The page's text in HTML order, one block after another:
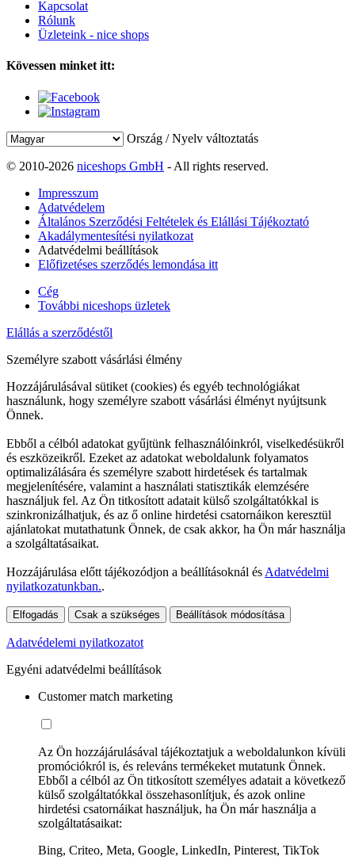
Kapcsolat
Rólunk
Üzleteink - nice shops
Kövessen minket itt:
Ország / Nyelv változtatás
© 2010-2026 niceshops GmbH - All rights reserved.
Impresszum
Adatvédelem
Általános Szerződési Feltételek és Elállási Tájékoztató
Akadálymentesítési nyilatkozat
Adatvédelmi beállítások
Előfizetéses szerződés lemondása itt
Cég
További niceshops üzletek
Elállás a szerződéstől
Személyre szabott vásárlási élmény
Hozzájárulásával sütiket (cookies) és egyéb technológiákat
használunk, hogy személyre szabott vásárlási élményt nyújtsunk
Önnek.
Ebből a célból adatokat gyűjtünk felhasználóinkról, viselkedésükről
és eszközeikről. Ezeket az adatokat weboldalunk folyamatos
optimalizálására és személyre szabott hirdetések és tartalmak
megjelenítésére, valamint a használati statisztikák elemzésére
használjuk fel. Az Ön titkosított adatait külső szolgáltatókkal is
szinkronizálhatjuk, és az ő online hirdetési csatornáikon keresztül
ajánlatokat mutathatunk Önnek, de csak akkor, ha Ön már használja
a szolgáltatásaikat.
Hozzájárulása előtt tájékozódjon a beállításoknál és Adatvédelmi
nyilatkozatunkban..
Elfogadás Csak a szükséges Beállítások módosítása
Adatvédelemi nyilatkozatot
Egyéni adatvédelmi beállítások
Customer match marketing
Az Ön hozzájárulásával tájékoztatjuk a weboldalunkon kívüli
promóciókról is, és releváns termékeket mutatunk Önnek.
Ebből a célból az Ön titkosított személyes adatait a következő
külső szolgáltatókkal összehasonlítjuk, és azok online
hirdetési csatornáikat használjuk, ha Ön már használja a
szolgáltatásaikat:
Bing, Criteo, Meta, Google, LinkedIn, Pinterest, TikTok